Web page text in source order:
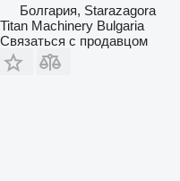
Болгария, Starazagora
Titan Machinery Bulgaria
Связаться с продавцом